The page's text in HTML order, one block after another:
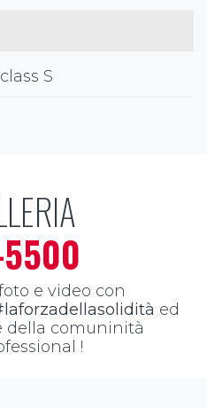
S
5500
e video con
ed
della comuninità
!